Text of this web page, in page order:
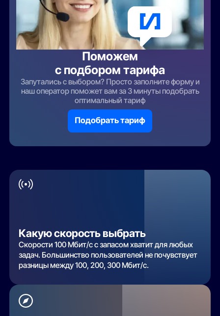
Поможем
с подбором тарифа
Запутались с выбором? Просто заполните форму и
наш оператор поможет вам за 3 минуты подобрать
оптимальный тариф
Подобрать тариф
Какую скорость выбрать
Скорости 100 Мбит/с с запасом хватит для любых
задач. Большинство пользователей не почувствует
разницы между 100, 200, 300 Мбит/с.